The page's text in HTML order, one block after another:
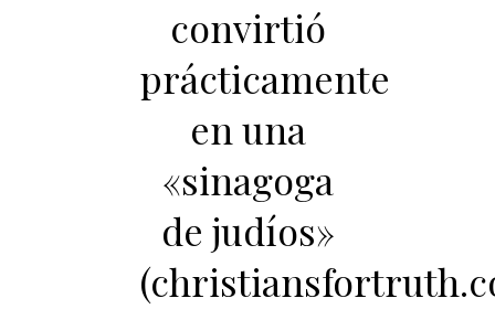
convirtió
prácticamente
en una
«sinagoga
de judíos»